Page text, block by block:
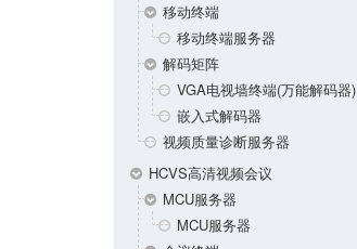
移动终端
移动终端服务器
解码矩阵
VGA电视墙终端(万能解码器)
嵌入式解码器
视频质量诊断服务器
HCVS高清视频会议
MCU服务器
MCU服务器